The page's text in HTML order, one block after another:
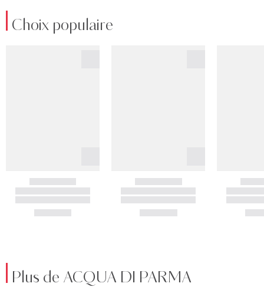
Choix populaire
Plus de ACQUA DI PARMA